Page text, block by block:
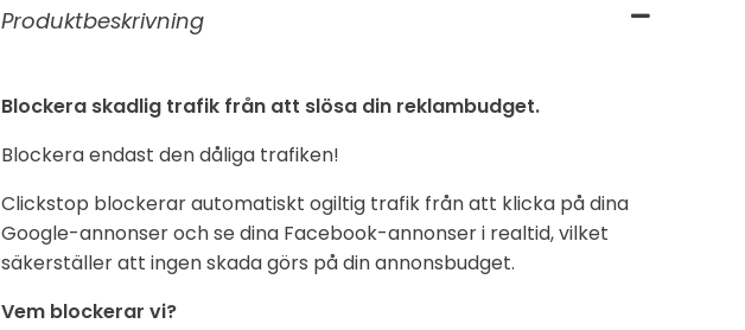
Produktbeskrivning
Blockera skadlig trafik från att slösa din reklambudget.
Blockera endast den dåliga trafiken!
Clickstop blockerar automatiskt ogiltig trafik från att klicka på dina
Google-annonser och se dina Facebook-annonser i realtid, vilket
säkerställer att ingen skada görs på din annonsbudget.
Vem blockerar vi?